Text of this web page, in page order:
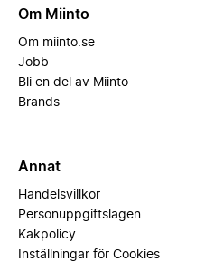
Om Miinto
Om miinto.se
Jobb
Bli en del av Miinto
Brands
Annat
Handelsvillkor
Personuppgiftslagen
Kakpolicy
Inställningar för Cookies